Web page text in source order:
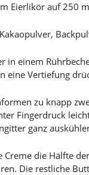
Eierlikör auf 250
in einem
eine Vertiefung
zu knapp
Fingerdruck
ganz
Creme die Hälfte
Die restliche